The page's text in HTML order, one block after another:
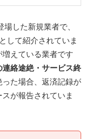
した新規業者で、
して紹介されていま
えている業者です
連絡途絶・サービス終
た場合、返済記録が
が報告されていま